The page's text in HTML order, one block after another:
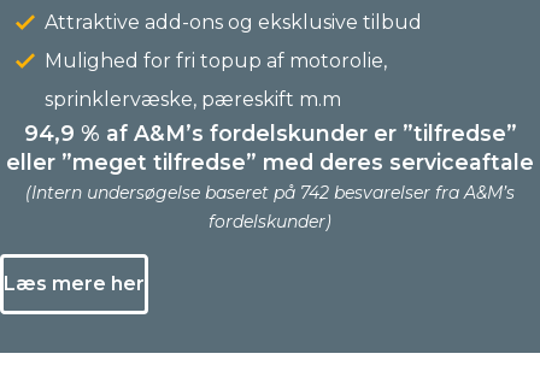
Attraktive add-ons og eksklusive tilbud
Mulighed for fri topup af motorolie,
sprinklervæske, pæreskift m.m
94,9 % af A&M’s fordelskunder er ”tilfredse”
eller ”meget tilfredse” med deres serviceaftale
(Intern undersøgelse baseret på 742 besvarelser fra A&M’s
fordelskunder)
Læs mere her